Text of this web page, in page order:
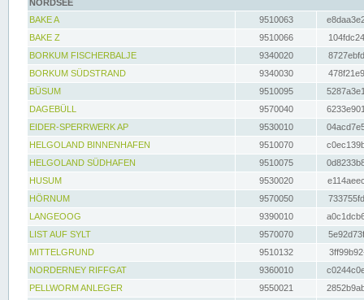
NORDSEE
BAKE A
9510063
BAKE Z
9510066
BORKUM FISCHERBALJE
9340020
BORKUM SÜDSTRAND
9340030
BÜSUM
9510095
DAGEBÜLL
9570040
EIDER-SPERRWERK AP
9530010
HELGOLAND BINNENHAFEN
9510070
HELGOLAND SÜDHAFEN
9510075
HUSUM
9530020
HÖRNUM
9570050
LANGEOOG
9390010
LIST AUF SYLT
9570070
MITTELGRUND
9510132
NORDERNEY RIFFGAT
9360010
PELLWORM ANLEGER
9550021